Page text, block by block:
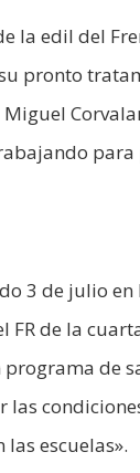
la edil del
pronto
3 de julio
de la
de
escuelas».